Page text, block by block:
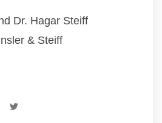
Dr. Hagar Steiff
& Steiff